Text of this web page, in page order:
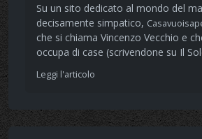
Su un sito dedicato al mondo del
decisamente simpatico,
che si chiama Vincenzo Vecchio e
occupa di case (scrivendone su Il
Leggi l'articolo